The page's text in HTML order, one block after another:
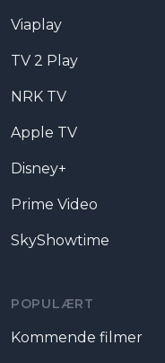
Viaplay
TV 2 Play
NRK TV
Apple TV
Disney+
Prime Video
SkyShowtime
POPULÆRT
Kommende filmer